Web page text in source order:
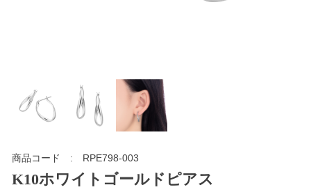
商品コード RPE798-003
K10ホワイトゴールドピアス